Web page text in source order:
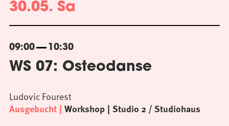
30.05. Sa
09:00 10:30
WS 07: Osteodanse
Ausgebucht Workshop Studio 2 / Studiohaus
Ludovic Fourest